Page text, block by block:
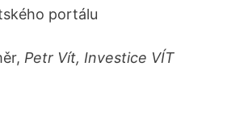
portálu
Petr Vít, Investice VÍT